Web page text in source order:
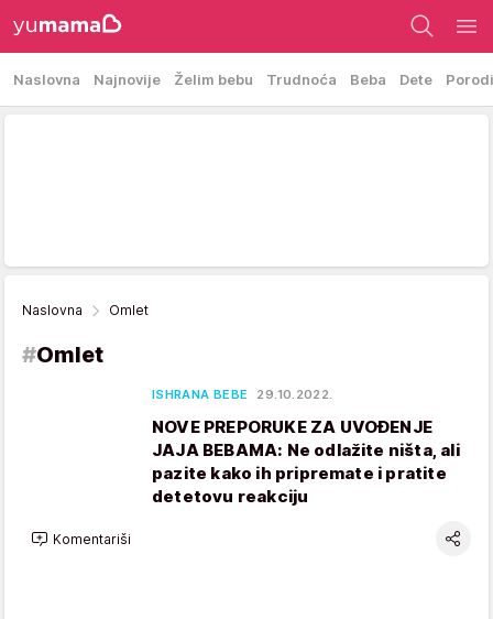
Naslovna Najnovije Želim bebu Trudnoća Beba Dete
Naslovna Omlet
#Omlet
ISHRANA BEBE 29.10.2022.
NOVE PREPORUKE ZA UVOĐENJE
JAJA BEBAMA: Ne odlažite ništa, ali
pazite kako ih pripremate i pratite
detetovu reakciju
Komentariši